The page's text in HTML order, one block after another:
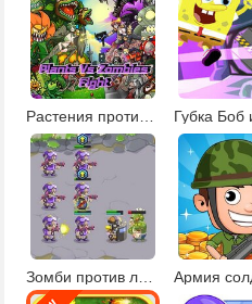
Зомби против людей